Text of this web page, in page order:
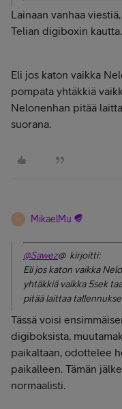
Lainaan vanhaa
Telian digiboxin kautta.
Eli jos katon vaikka
pompata yhtäkkiä
Nelonenhan pitää
suorana.
M MikaelMu
@Sawez@ kirjoitti:
Eli jos katon vaikka
yhtäkkiä vaikka 5sek
pitää laittaa
Tässä voisi
digiboksista,
paikaltaan, odottelee
paikalleen. Tämän
normaalisti.